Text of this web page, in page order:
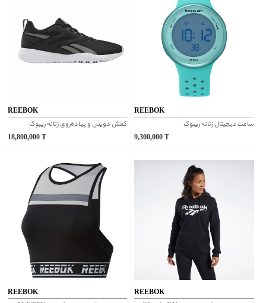
REEBOK
کفش دویدن و پیاده‌روی زنانه ریبوک
18,800,000
REEBOK
ساعت دیجیتال زنانه ریبوک
9,300,000
REEBOK REEBOK